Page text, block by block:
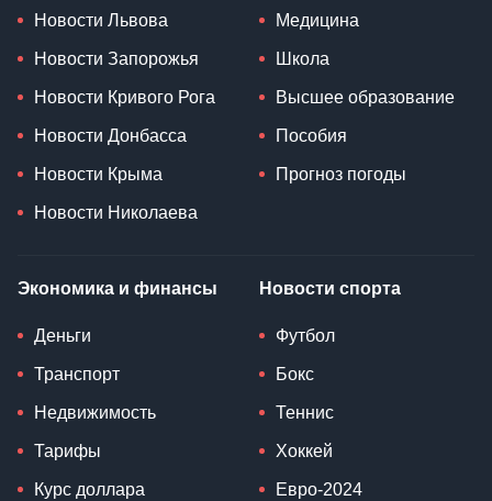
Новости Львова
Новости Запорожья
Новости Кривого Рога
Новости Донбасса
Новости Крыма
Новости Николаева
Медицина
Школа
Высшее образование
Пособия
Прогноз погоды
Экономика и финансы
Деньги
Транспорт
Недвижимость
Тарифы
Курс доллара
Новости спорта
Футбол
Бокс
Теннис
Хоккей
Евро-2024